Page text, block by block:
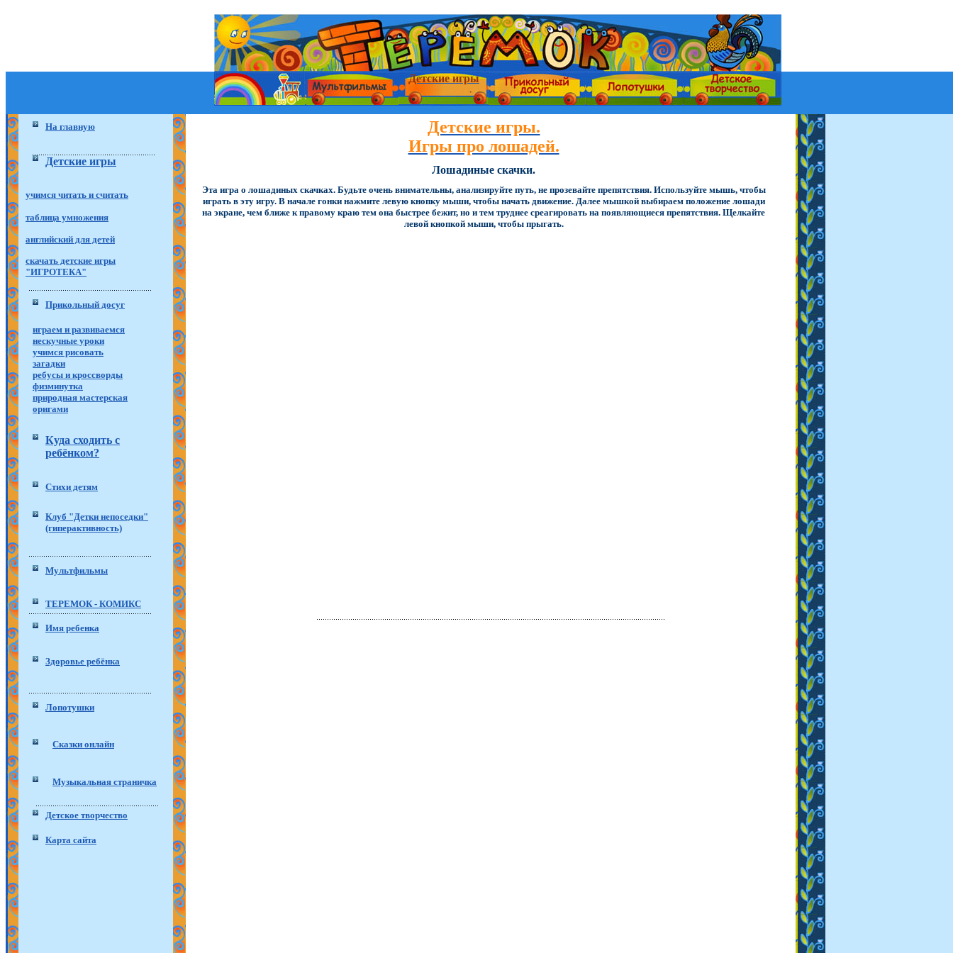
Детские игры
На главную
Детские игры
учимся читать и считать
таблица умножения
английский для детей
скачать детские игры
"ИГРОТЕКА"
Прикольный досуг
играем и развиваемся
нескучные уроки
учимся рисовать
загадки
ребусы и кроссворды
физминутка
природная мастерская
оригами
Куда сходить с
ребёнком?
Стихи детям
Клуб "Детки непоседки"
(гиперактивность)
Мультфильмы
ТЕРЕМОК - КОМИКС
Имя ребенка
Здоровье ребёнка
Лопотушки
Сказки онлайн
Музыкальная страничка
Детское творчество
Карта сайта
Детские игры.
Игры про лошадей.
Лошадиные скачки.
Эта игра о лошадиных скачках. Будьте очень внимательны, анализируйте путь, не прозевайте препятствия. Используйте мышь, чтобы
играть в эту игру. В начале гонки нажмите левую кнопку мыши, чтобы начать движение. Далее мышкой выбираем положение лошади
на экране, чем ближе к правому краю тем она быстрее бежит, но и тем труднее среагировать на появляющиеся препятствия. Щелкайте
левой кнопкой мыши, чтобы прыгать.